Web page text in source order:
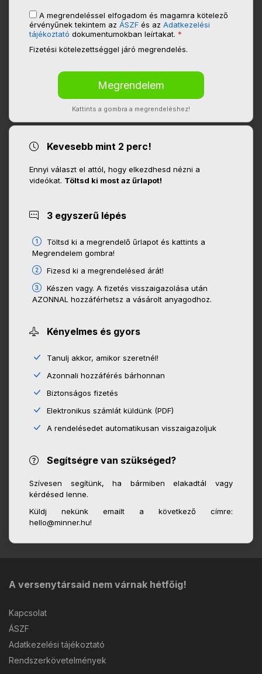
A megrendeléssel elfogadom és magamra kötelező
érvényűnek tekintem azÁSZF és azAdatkezelési
tájékoztató dokumentumokban leírtakat. *
Fizetési kötelezettséggel járó megrendelés.
Kattints a gombra a megrendeléshez!
Kevesebb mint 2 perc!
Ennyi választ el attól, hogy elkezdhesd nézni a
videókat. Töltsd ki most az űrlapot!
3 egyszerű lépés
Töltsd ki a megrendelő űrlapot és kattints a
Megrendelem gombra!
Fizesd ki a megrendelésed árát!
Készen vagy. A fizetés visszaigazolása után
AZONNAL hozzáférhetsz a vásárolt anyagodhoz.
Kényelmes és gyors
Tanulj akkor, amikor szeretnél!
Azonnali hozzáférés bárhonnan
Biztonságos fizetés
Elektronikus számlát küldünk (PDF)
A rendelésedet automatikusan visszaigazoljuk
Segítségre van szükséged?
Szívesen segítünk, ha bármiben elakadtál vagy
kérdésed lenne.
Küldj nekünk emailt a következő címre:
hello@minner.hu!
A versenytársaid nem várnak hétfőig!
Kapcsolat
ÁSZF
Adatkezelési tájékoztató
Rendszerkövetelmények